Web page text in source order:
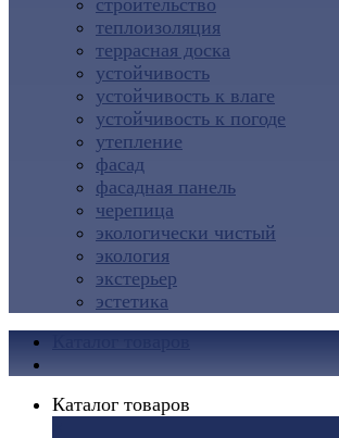
строительство
теплоизоляция
террасная доска
устойчивость
устойчивость к влаге
устойчивость к погоде
утепление
фасад
фасадная панель
черепица
экологически чистый
экология
экстерьер
эстетика
Каталог товаров